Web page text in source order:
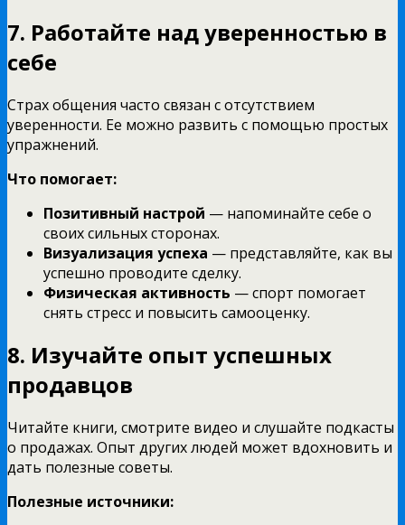
7. Работайте над уверенностью в
себе
Страх общения часто связан с отсутствием
уверенности. Ее можно развить с помощью простых
упражнений.
Что помогает:
Позитивный настрой — напоминайте себе о
своих сильных сторонах.
Визуализация успеха — представляйте, как вы
успешно проводите сделку.
Физическая активность — спорт помогает
снять стресс и повысить самооценку.
8. Изучайте опыт успешных
продавцов
Читайте книги, смотрите видео и слушайте подкасты
о продажах. Опыт других людей может вдохновить и
дать полезные советы.
Полезные источники: